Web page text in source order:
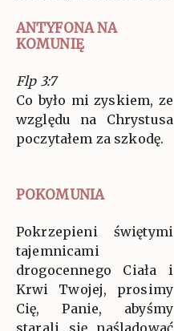
ANTYFONA NA
KOMUNIĘ
Flp 3:7
Co było mi zyskiem, ze
względu na Chrystusa
poczytałem za szkodę.
POKOMUNIA
Pokrzepieni świętymi
tajemnicami
drogocennego Ciała i
Krwi Twojej, prosimy
Cię, Panie, abyśmy